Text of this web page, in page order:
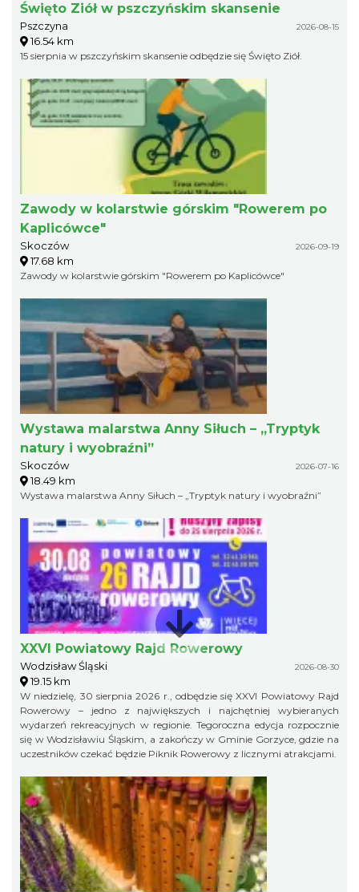
Święto Ziół w pszczyńskim skansenie
Pszczyna 2026-08-15
16.54 km
15 sierpnia w pszczyńskim skansenie odbędzie się Święto Ziół.
Zawody w kolarstwie górskim "Rowerem po
Kaplicówce"
Skoczów 2026-09-19
17.68 km
Zawody w kolarstwie górskim "Rowerem po Kaplicówce"
Wystawa malarstwa Anny Siłuch – „Tryptyk
natury i wyobraźni”
Skoczów 2026-07-16
18.49 km
Wystawa malarstwa Anny Siłuch – „Tryptyk natury i wyobraźni”
XXVI Powiatowy Rajd Rowerowy
Wodzisław Śląski 2026-08-30
19.15 km
W niedzielę, 30 sierpnia 2026 r., odbędzie się XXVI Powiatowy Rajd
Rowerowy – jedno z największych i najchętniej wybieranych
wydarzeń rekreacyjnych w regionie. Tegoroczna edycja rozpocznie
się w Wodzisławiu Śląskim, a zakończy w Gminie Gorzyce, gdzie na
uczestników czekać będzie Piknik Rowerowy z licznymi atrakcjami.